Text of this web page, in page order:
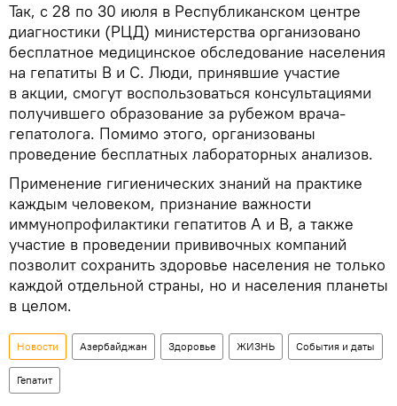
Так, с 28 по 30 июля в Республиканском центре
диагностики (РЦД) министерства организовано
бесплатное медицинское обследование населения
на гепатиты В и С. Люди, принявшие участие
в акции, смогут воспользоваться консультациями
получившего образование за рубежом врача-
гепатолога. Помимо этого, организованы
проведение бесплатных лабораторных анализов.
Применение гигиенических знаний на практике
каждым человеком, признание важности
иммунопрофилактики гепатитов А и В, а также
участие в проведении прививочных компаний
позволит сохранить здоровье населения не только
каждой отдельной страны, но и населения планеты
в целом.
Новости Азербайджан Здоровье ЖИЗНЬ События и даты
Гепатит